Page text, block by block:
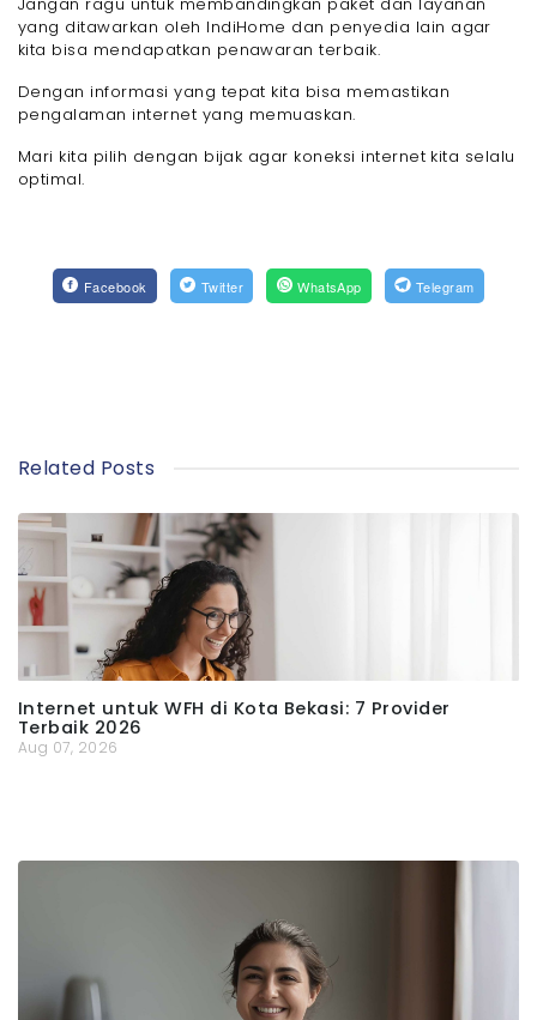
yang ditawarkan oleh IndiHome dan penyedia lain agar
kita bisa mendapatkan penawaran terbaik.
Dengan informasi yang tepat kita bisa memastikan
pengalaman internet yang memuaskan.
Mari kita pilih dengan bijak agar koneksi internet kita selalu
optimal.
Facebook Twitter WhatsApp Telegram
Related Posts
Internet untuk WFH di Kota Bekasi: 7 Provider
Terbaik 2026
Aug 07, 2026